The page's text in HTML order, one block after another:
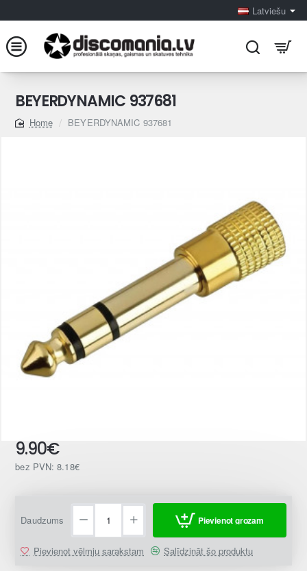
Latviešu
BEYERDYNAMIC 937681
home
BEYERDYNAMIC 937681
9.90€
bez PVN: 8.18€
Daudzums Pievienot grozam
Pievienot vēlmju sarakstam Salīdzināt šo produktu